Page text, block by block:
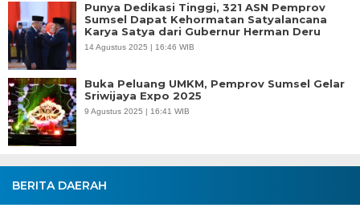
Punya Dedikasi Tinggi, 321 ASN Pemprov
Sumsel Dapat Kehormatan Satyalancana
Karya Satya dari Gubernur Herman Deru
14 Agustus 2025 | 16:46 WIB
Buka Peluang UMKM, Pemprov Sumsel Gelar
Sriwijaya Expo 2025
9 Agustus 2025 | 16:41 WIB
BERITA DAERAH